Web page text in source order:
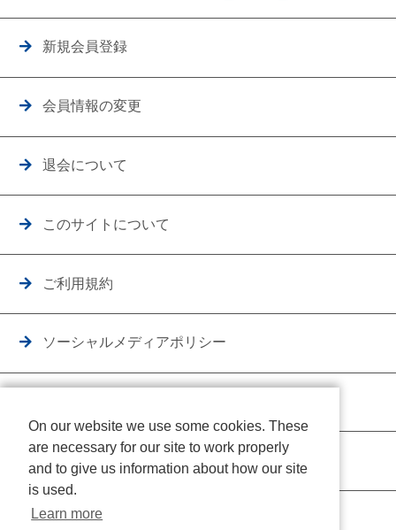
新規会員登録
会員情報の変更
退会について
このサイトについて
ご利用規約
ソーシャルメディアポリシー
クッキーポリシー
On our website we use some cookies. These
are necessary for our site to work properly
and to give us information about how our site
is used.
Learn more